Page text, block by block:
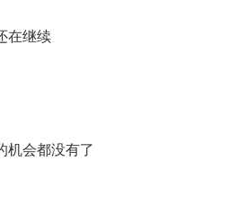
在继续
机会都没有了